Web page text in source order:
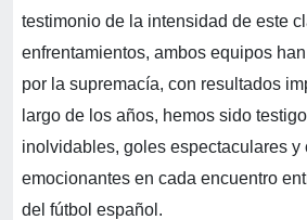
testimonio de la intensidad de este
enfrentamientos, ambos equipos
por la supremacía, con resultados
largo de los años, hemos sido
inolvidables, goles espectaculares y
emocionantes en cada encuentro
del fútbol español.